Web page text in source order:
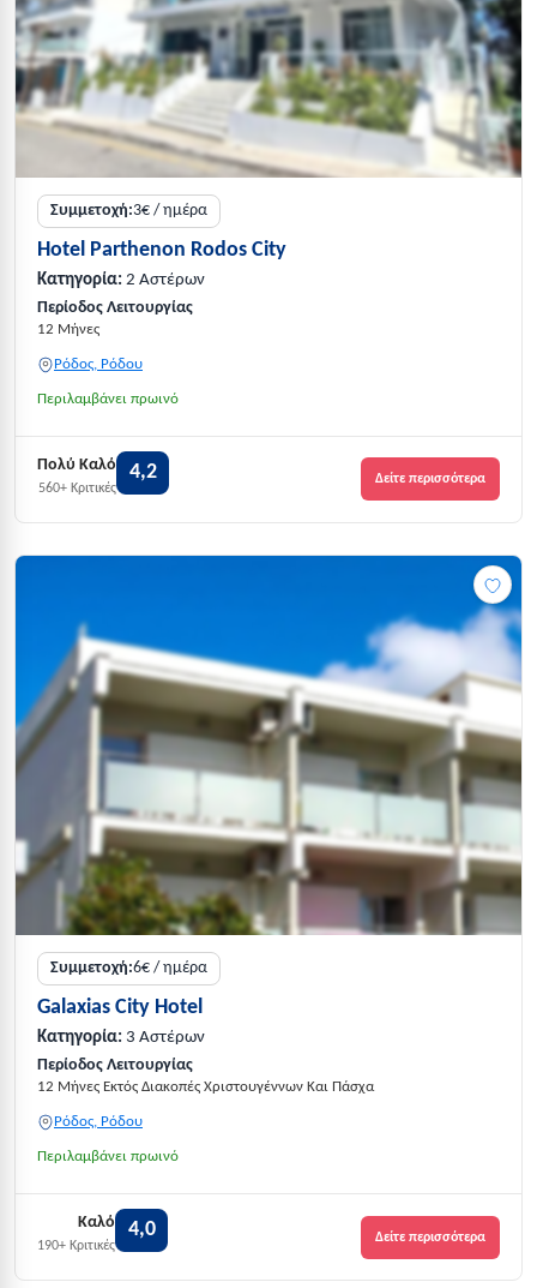
Συμμετοχή:3€ / ημέρα
Hotel Parthenon Rodos City
Κατηγορία: 2 Αστέρων
Περίοδος Λειτουργίας
12 Μήνες
Ρόδος, Ρόδου
Περιλαμβάνει πρωινό
Πολύ Καλό
560+ Κριτικές
4,2 Δείτε περισσότερα
Συμμετοχή:6€ / ημέρα
Galaxias City Hotel
Κατηγορία: 3 Αστέρων
Περίοδος Λειτουργίας
12 Μήνες Εκτός Διακοπές Χριστουγέννων Και Πάσχα
Ρόδος, Ρόδου
Περιλαμβάνει πρωινό
Καλό
190+ Κριτικές
4,0 Δείτε περισσότερα